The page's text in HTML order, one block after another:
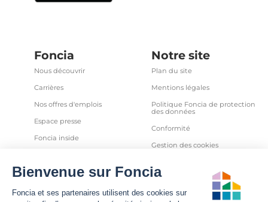
Foncia
Nous découvrir
Carrières
Nos offres d'emplois
Espace presse
Foncia inside
Partenaires
Notre site
Plan du site
Mentions légales
Politique Foncia de protection
des données
Conformité
Gestion des cookies
et autres traceurs
Sécurité informatique